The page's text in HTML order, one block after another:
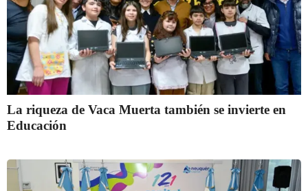
La riqueza de Vaca Muerta también se invierte en
Educación